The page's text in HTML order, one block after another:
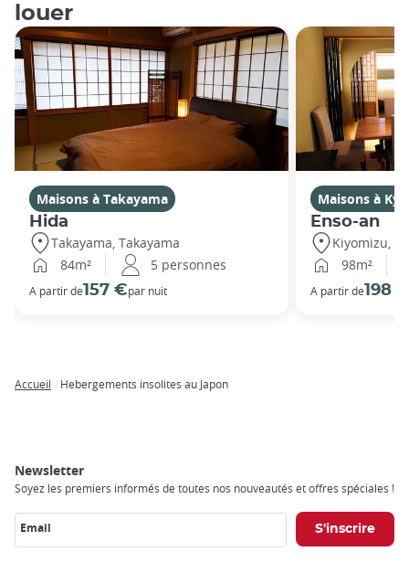
louer
Maisons à Takayama
Hida
Takayama, Takayama
84m²
5 personnes
A partir de157 €par nuit
Maisons à
Enso-an
Kiyomizu,
98m²
A partir de198 €
Accueil Hebergements insolites au Japon
Newsletter
Soyez les premiers informés de toutes nos nouveautés et offres spéciales !
Email